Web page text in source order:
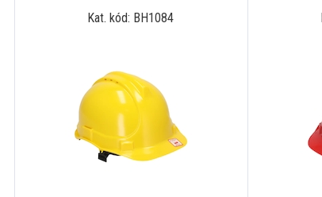
Kat. kód: BH1084